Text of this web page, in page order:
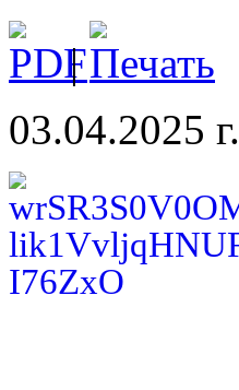
|
03.04.2025 г.